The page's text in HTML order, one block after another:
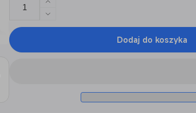
Zwiększ
ilość
dla
Zmniejsz
ilość
PETG
Dodaj do koszyka